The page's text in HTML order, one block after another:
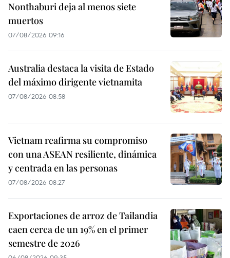
Nonthaburi deja al menos siete
muertos
07/08/2026 09:16
Australia destaca la visita de Estado
del máximo dirigente vietnamita
07/08/2026 08:58
Vietnam reafirma su compromiso
con una ASEAN resiliente, dinámica
y centrada en las personas
07/08/2026 08:27
Exportaciones de arroz de Tailandia
caen cerca de un 19% en el primer
semestre de 2026